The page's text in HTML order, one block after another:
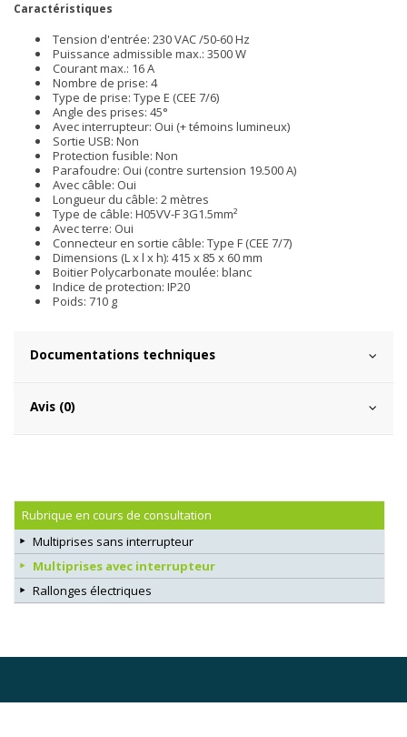
Caractéristiques
Tension d'entrée: 230 VAC /50-60 Hz
Puissance admissible max.: 3500 W
Courant max.: 16 A
Nombre de prise: 4
Type de prise: Type E (CEE 7/6)
Angle des prises: 45°
Avec interrupteur: Oui (+ témoins lumineux)
Sortie USB: Non
Protection fusible: Non
Parafoudre: Oui (contre surtension 19.500 A)
Avec câble: Oui
Longueur du câble: 2 mètres
Type de câble: H05VV-F 3G1.5mm²
Avec terre: Oui
Connecteur en sortie câble: Type F (CEE 7/7)
Dimensions (L x l x h): 415 x 85 x 60 mm
Boitier Polycarbonate moulée: blanc
Indice de protection: IP20
Poids: 710 g
Documentations techniques
Avis (0)
Rubrique en cours de consultation
Multiprises sans interrupteur
Multiprises avec interrupteur
Rallonges électriques